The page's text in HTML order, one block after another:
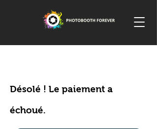
Désolé ! Le paiement a
échoué.